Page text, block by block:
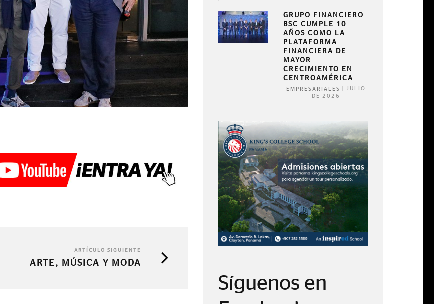
ARTÍCULO SIGUIENTE
ARTE, MÚSICA Y MODA
GRUPO FINANCIERO
BSC CUMPLE 10
AÑOS COMO LA
PLATAFORMA
FINANCIERA DE
MAYOR
CRECIMIENTO EN
CENTROAMÉRICA
EMPRESARIALES
JULIO
DE 2026
Síguenos en